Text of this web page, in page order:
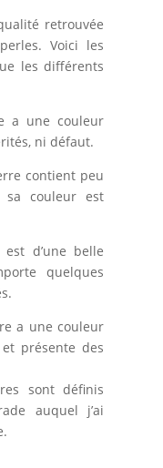
retrouvée
Voici les
les différents
a une couleur
ni défaut.
contient peu
sa couleur est
d’une belle
quelques
a une couleur
présente des
sont définis
auquel j’ai